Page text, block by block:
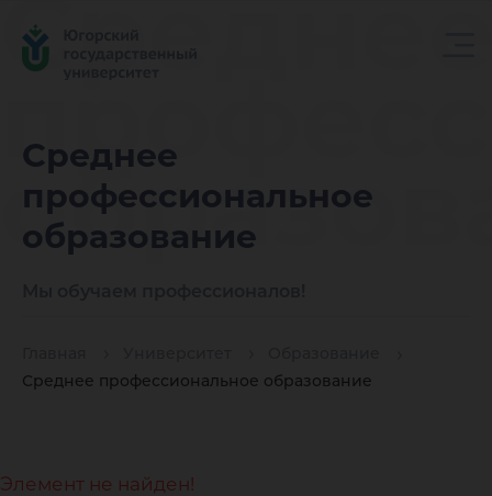
Среднее
профессиональное
образование
Среднее профессиональное образование
Элемент не найден!